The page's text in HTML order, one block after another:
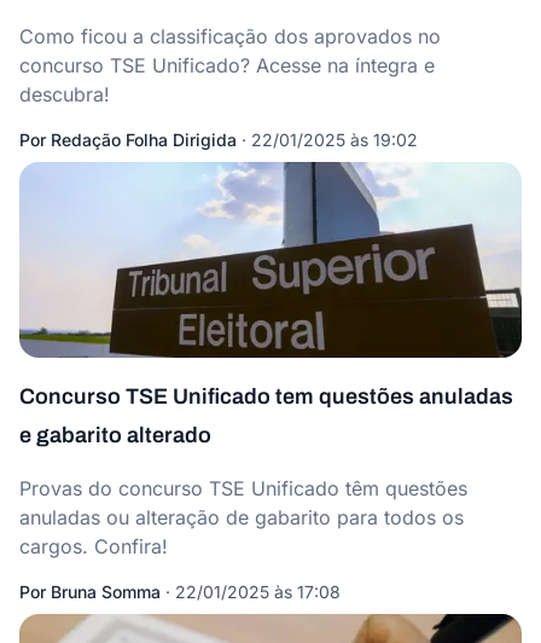
Como ficou a classificação dos aprovados no
concurso TSE Unificado? Acesse na íntegra e
descubra!
Por Redação Folha Dirigida · 22/01/2025 às 19:02
Concurso TSE Unificado tem questões anuladas
e gabarito alterado
Provas do concurso TSE Unificado têm questões
anuladas ou alteração de gabarito para todos os
cargos. Confira!
Por Bruna Somma · 22/01/2025 às 17:08